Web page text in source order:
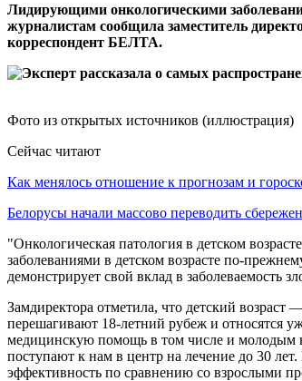
Лидирующими онкологическими
журналистам сообщила заместитель
корреспондент БЕЛТА.
Фото из открытых источников (иллюстрация)
Сейчас читают
Как менялось отношение к прогнозам и
Белорусы начали массово переводить
"Онкологическая патология в детском
заболеваниями в детском возрасте по-
демонстрирует свой вклад в заболеваемость
Замдиректора отметила, что детский возраст
перешагивают 18-летний рубеж и относятся
медицинскую помощь в том числе и молодым
поступают к нам в центр на лечение до 30
эффективность по сравнению со взрослыми